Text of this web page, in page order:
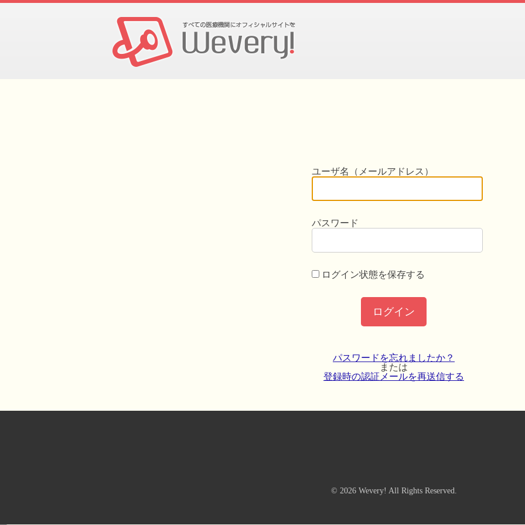
ユーザ名（メールアドレス）
パスワード
ログイン状態を保存する
ログイン
パスワードを忘れましたか？
または
登録時の認証メールを再送信する
© 2026 Wevery! All Rights Reserved.